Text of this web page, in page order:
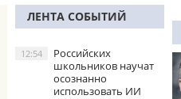
ЛЕНТА СОБЫТИЙ
Российских
школьников научат
осознанно
использовать ИИ
12:54